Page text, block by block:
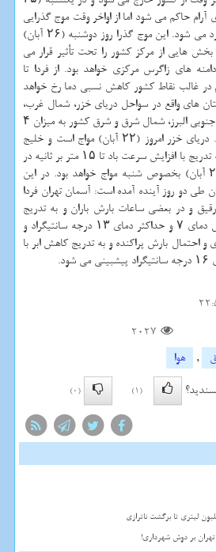
حاکم می شود اما از اواخر وقت موج گذرایی
از سمت جنوب غرب کشور وارد می شود. این موج گذرا روز دوشنبه (۲۶ آبان)
هایی از مرکز کشور را تحت تأثیر قرار می
های زاگرس مرکزی خواهد بود. از فردا تا
تا ۲۵ آبان) هم در غالب نقاط کشور کاهش نسبی دما رخ خواهد
های واقع در سواحل دریای خزر، شمال غرب،
استان های واقع در دامنه های جنوبی البرز، شمال شرق و شرق کشور به میزان ۴
تا ۸ درجه پیشبینی می شود. دریای خزر امروز (۲۲ آبان) مواج است و خلیج
فارس هم از فردا (۲۳ آبان) به تدریج با افزایش سرعت باد تا ۱۵ متر بر ثانیه در
ایام جمعه و شنبه (۲۳ و ۲۴ آبان) بخصوص شنبه مواج خواهد بود. در این
طی دو روز آینده آمده است: آسمان تهران فردا
رقیق و در بعضی ساعات بارش باران و به تدریج
کاهش ابر و وزش باد با حداقل دمای ۷ و حداکثر دمای ۱۳ درجه سانتیگراد و
نیمه ابری و احتمال بارش پراکنده و به تدریج کاهش ابر با
2027
,
هوا
(1)
(0)